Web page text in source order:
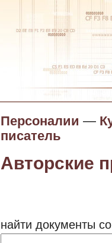
Персоналии —
писатель
Авторские
найти документы